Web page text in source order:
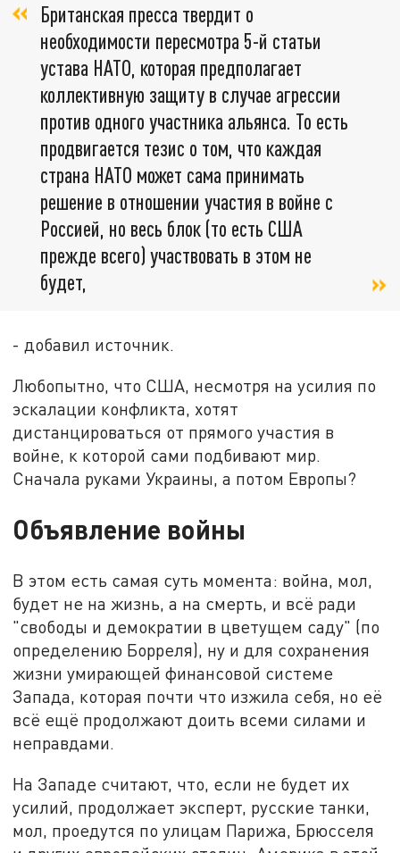
Британская пресса твердит о
необходимости пересмотра 5-й статьи
устава НАТО, которая предполагает
коллективную защиту в случае агрессии
против одного участника альянса. То есть
продвигается тезис о том, что каждая
страна НАТО может сама принимать
решение в отношении участия в войне с
Россией, но весь блок (то есть США
прежде всего) участвовать в этом не
будет,
- добавил источник.
Любопытно, что США, несмотря на усилия по
эскалации конфликта, хотят
дистанцироваться от прямого участия в
войне, к которой сами подбивают мир.
Сначала руками Украины, а потом Европы?
Объявление войны
В этом есть самая суть момента: война, мол,
будет не на жизнь, а на смерть, и всё ради
"свободы и демократии в цветущем саду" (по
определению Борреля), ну и для сохранения
жизни умирающей финансовой системе
Запада, которая почти что изжила себя, но её
всё ещё продолжают доить всеми силами и
неправдами.
На Западе считают, что, если не будет их
усилий, продолжает эксперт, русские танки,
мол, проедутся по улицам Парижа, Брюсселя